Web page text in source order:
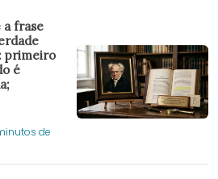
a frase
primeiro
é
de